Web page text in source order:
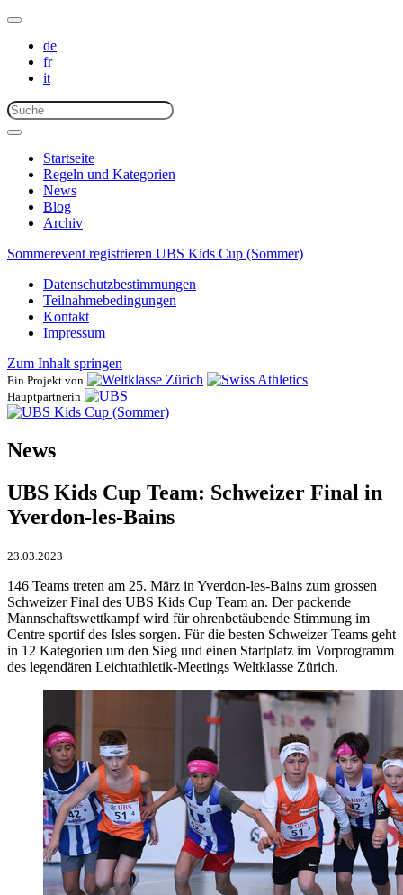
de
fr
it
Startseite
Regeln und Kategorien
News
Blog
Archiv
Sommerevent registrieren UBS Kids Cup (Sommer)
Datenschutzbestimmungen
Teilnahmebedingungen
Kontakt
Impressum
Zum Inhalt springen
Ein Projekt von
Hauptpartnerin
News
UBS Kids Cup Team: Schweizer Final in
Yverdon-les-Bains
23.03.2023
146 Teams treten am 25. März in Yverdon-les-Bains zum grossen
Schweizer Final des UBS Kids Cup Team an. Der packende
Mannschaftswettkampf wird für ohrenbetäubende Stimmung im
Centre sportif des Isles sorgen. Für die besten Schweizer Teams geht
in 12 Kategorien um den Sieg und einen Startplatz im Vorprogramm
des legendären Leichtathletik-Meetings Weltklasse Zürich.